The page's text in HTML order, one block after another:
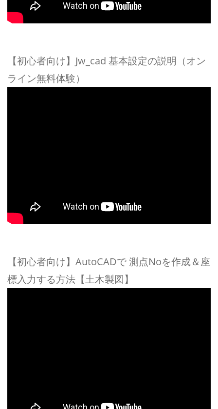
【初心者向け】Jw_cad 基本設定の説明（オン
ライン無料体験）
【初心者向け】AutoCADで 測点Noを作成＆座
標入力する方法【土木製図】